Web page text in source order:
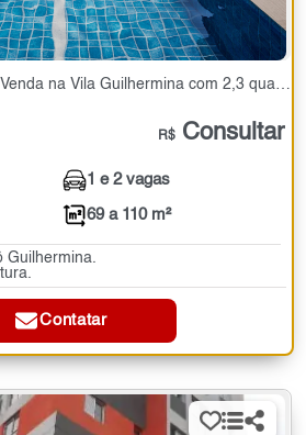
na Vila Guilhermina com 2,3 quartos - 69 a 110 m²
R$ Consultar
1 e 2 vagas
69 a 110 m²
Guilhermina.
Contatar